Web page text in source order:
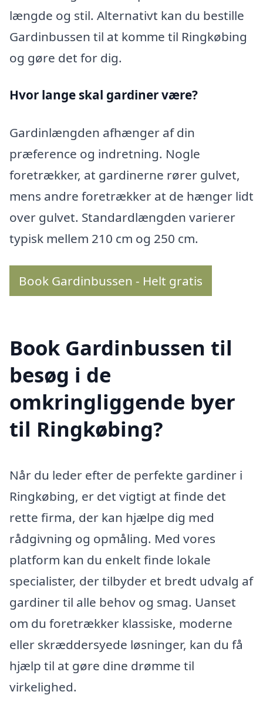
længde og stil. Alternativt kan du bestille
Gardinbussen til at komme til Ringkøbing
og gøre det for dig.
Hvor lange skal gardiner være?
Gardinlængden afhænger af din
præference og indretning. Nogle
foretrækker, at gardinerne rører gulvet,
mens andre foretrækker at de hænger lidt
over gulvet. Standardlængden varierer
typisk mellem 210 cm og 250 cm.
Book Gardinbussen - Helt gratis
Book Gardinbussen til
besøg i de
omkringliggende byer
til Ringkøbing?
Når du leder efter de perfekte gardiner i
Ringkøbing, er det vigtigt at finde det
rette firma, der kan hjælpe dig med
rådgivning og opmåling. Med vores
platform kan du enkelt finde lokale
specialister, der tilbyder et bredt udvalg af
gardiner til alle behov og smag. Uanset
om du foretrækker klassiske, moderne
eller skræddersyede løsninger, kan du få
hjælp til at gøre dine drømme til
virkelighed.